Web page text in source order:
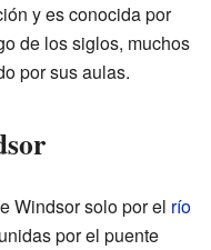
y es conocida por
de los siglos, muchos
por sus aulas.
Windsor solo por el río
por el puente